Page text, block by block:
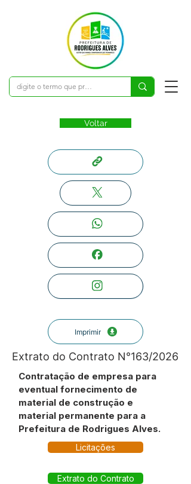
Voltar
Imprimir
Extrato do Contrato N°163/2026
Contratação de empresa para
eventual fornecimento de
material de construção e
material permanente para a
Prefeitura de Rodrigues Alves.
Licitações
Extrato do Contrato